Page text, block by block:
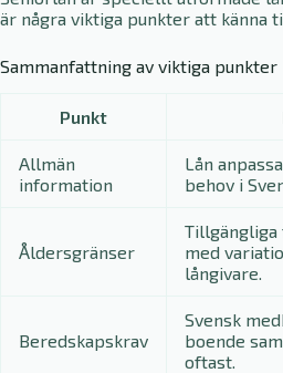
t
är några viktiga punkter att känna
Sammanfattning av viktiga punkter
Punkt
Allmän
information
Lån
behov i
Åldersgränser
Tillgängliga
med
långivare.
Beredskapskrav
Svensk
boende
oftast.